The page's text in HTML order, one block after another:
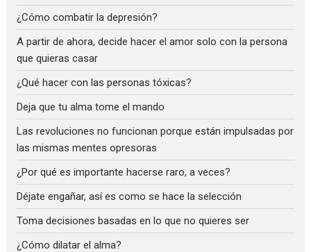
¿Cómo combatir la depresión?
A partir de ahora, decide hacer el amor solo con la persona
que quieras casar
¿Qué hacer con las personas tóxicas?
Deja que tu alma tome el mando
Las revoluciones no funcionan porque están impulsadas por
las mismas mentes opresoras
¿Por qué es importante hacerse raro, a veces?
Déjate engañar, así es como se hace la selección
Toma decisiones basadas en lo que no quieres ser
¿Cómo dilatar el alma?